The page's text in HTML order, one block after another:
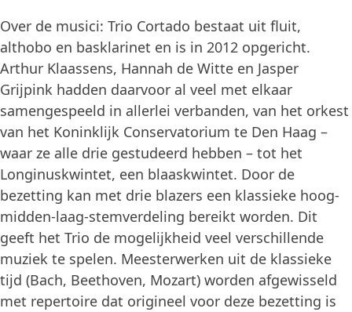
Over de musici: Trio Cortado bestaat uit fluit,
althobo en basklarinet en is in 2012 opgericht.
Arthur Klaassens, Hannah de Witte en Jasper
Grijpink hadden daarvoor al veel met elkaar
samengespeeld in allerlei verbanden, van het orkest
van het Koninklijk Conservatorium te Den Haag –
waar ze alle drie gestudeerd hebben – tot het
Longinuskwintet, een blaaskwintet. Door de
bezetting kan met drie blazers een klassieke hoog-
midden-laag-stemverdeling bereikt worden. Dit
geeft het Trio de mogelijkheid veel verschillende
muziek te spelen. Meesterwerken uit de klassieke
tijd (Bach, Beethoven, Mozart) worden afgewisseld
met repertoire dat origineel voor deze bezetting is